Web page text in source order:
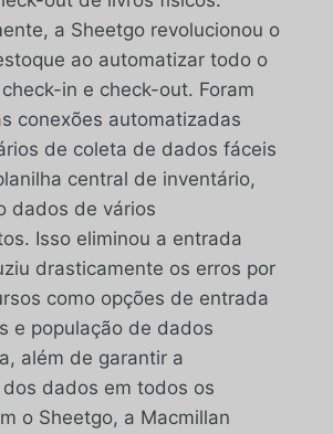
a Sheetgo revolucionou o
ao automatizar todo o
in e check-out. Foram
conexões automatizadas
de coleta de dados fáceis
central de inventário,
dados de vários
Isso eliminou a entrada
drasticamente os erros por
como opções de entrada
e população de dados
além de garantir a
dados em todos os
o Sheetgo, a Macmillan